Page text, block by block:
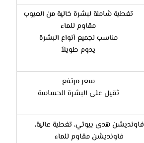
تغطية شاملة لبشرة خالية من العيوب
مقاوم للماء
مناسب لجميع أنواع البشرة
يدوم طويلاً
سعر مرتفع
ثقيل على البشرة الحساسة
فاونديشن هدى بيوتي، تغطية عالية،
فاونديشن مقاوم للماء